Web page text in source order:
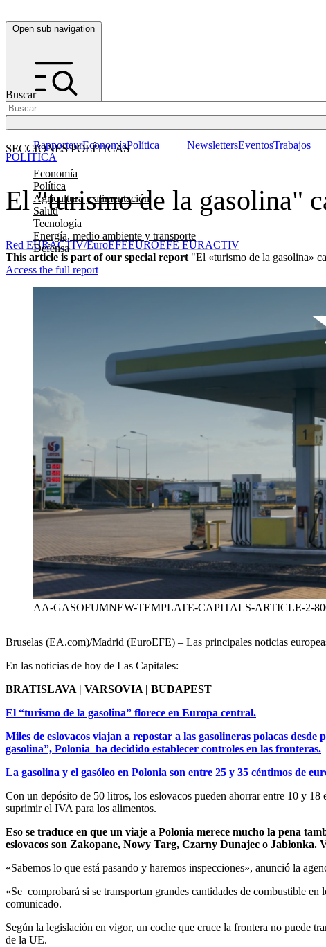
Open sub navigation
Buscar
SECCIONES POLÍTICAS
Economía
Política
Agricultura y alimentación
Salud
Tecnología
Energía, medio ambiente y transporte
Defensa
RapporteurEconomíaPolítica NewslettersEventosTrabajos
El "turismo de la gasolina"
POLÍTICA
Red EURACTIV/EuroEFEEUROEFE EURACTIV
This article is part of our special report "El «turismo de la gasolina»
Access the full report
AA-GASOFUMNEW-TEMPLATE-CAPITALS-ARTICLE-2-
Bruselas (EA.com)/Madrid (EuroEFE) – Las principales noticias
En las noticias de hoy de Las Capitales:
BRATISLAVA | VARSOVIA | BUDAPEST
El “turismo de la gasolina” florece en Europa central.
Miles de eslovacos viajan a repostar a las gasolineras polacas
gasolina”, Polonia ha decidido establecer controles en las fronteras.
La gasolina y el gasóleo en Polonia son entre 25 y 35 céntimos de
Con un depósito de 50 litros, los eslovacos pueden ahorrar entre 10 y
suprimir el IVA para los alimentos.
Eso se traduce en que un viaje a Polonia merece mucho la pena
eslovacos son Zakopane, Nowy Targ, Czarny Dunajec o
«Sabemos lo que está pasando y haremos inspecciones», anunció la
«Se comprobará si se transportan grandes cantidades de combustible
comunicado.
Según la legislación en vigor, un coche que cruce la frontera no puede
de la UE.